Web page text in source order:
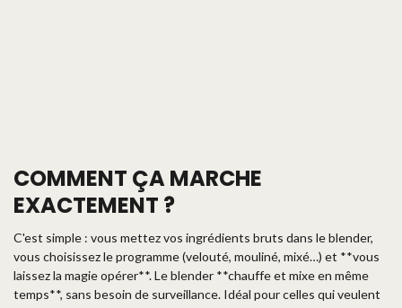
COMMENT ÇA MARCHE
EXACTEMENT ?
C'est simple : vous mettez vos ingrédients bruts dans le blender,
vous choisissez le programme (velouté, mouliné, mixé…) et **vous
laissez la magie opérer**. Le blender **chauffe et mixe en même
temps**, sans besoin de surveillance. Idéal pour celles qui veulent